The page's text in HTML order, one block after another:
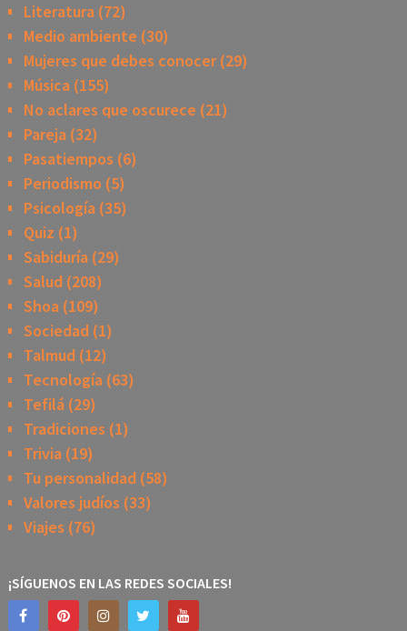
Literatura(72)
Medio ambiente (30)
Mujeres que debes conocer(29)
Música(155)
No aclares que oscurece (21)
Pareja(32)
Pasatiempos (6)
Periodismo (5)
Psicología(35)
Quiz (1)
Sabiduría(29)
Salud (208)
Shoa(109)
Sociedad(1)
Talmud (12)
Tecnología(63)
Tefilá(29)
Tradiciones (1)
Trivia(19)
Tu personalidad(58)
Valores judíos (33)
Viajes (76)
¡SÍGUENOS EN LAS REDES SOCIALES!